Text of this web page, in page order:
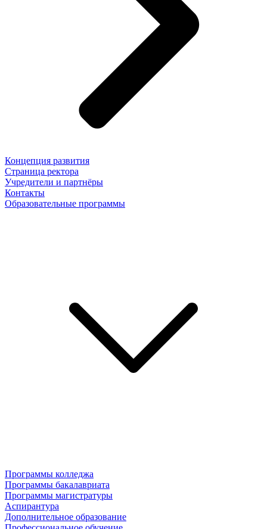
Концепция развития
Страница ректора
Учредители и партнёры
Контакты
Образовательные программы
Программы колледжа
Программы бакалавриата
Программы магистратуры
Аспирантура
Дополнительное образование